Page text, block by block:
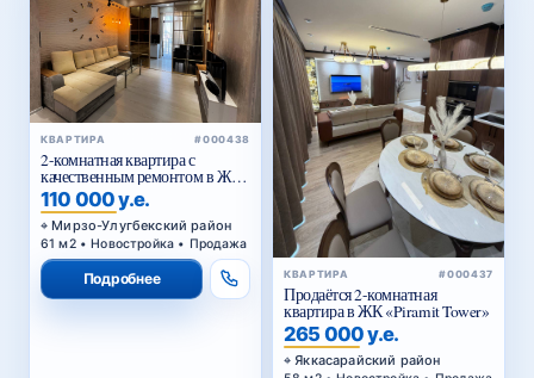
КВАРТИРА #000438
2-комнатная квартира с
качественным ремонтом в ЖК
Parkent Avenue — 61,02 м²
110 000 у.е.
Мирзо-Улугбекский район
61 м2 • Новостройка • Продажа
Подробнее КВАРТИРА #000437
Продаётся 2-комнатная
квартира в ЖК «Piramit Tower»
265 000 у.е.
Яккасарайский район